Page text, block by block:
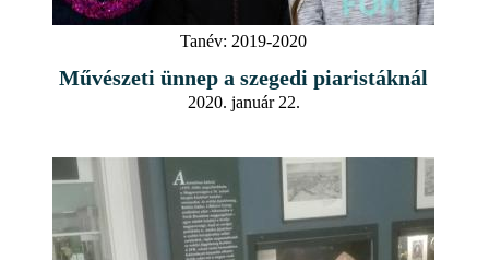
Tanév: 2019-2020
Művészeti ünnep a szegedi piaristáknál
2020. január 22.